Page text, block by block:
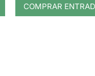
COMPRAR